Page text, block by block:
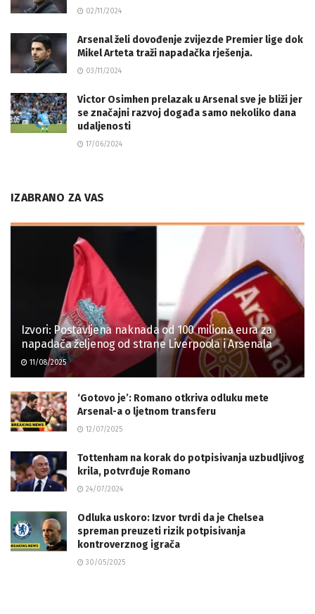
02/11/2024
Arsenal želi dovođenje zvijezde Premier lige dok
Mikel Arteta traži napadačka rješenja.
03/11/2024
Victor Osimhen prelazak u Arsenal sve je bliži jer
se značajni razvoj događa samo nekoliko dana
udaljenosti
17/06/2024
IZABRANO ZA VAS
Izvori: Postavljena naknada od 100 miliona eura za
napadača željenog od strane Liverpoola i Arsenala
11/08/2025
‘Gotovo je’: Romano otkriva odluku mete
Arsenal-a o ljetnom transferu
12/07/2025
Tottenham na korak do potpisivanja uzbudljivog
krila, potvrđuje Romano
24/07/2024
Odluka uskoro: Izvor tvrdi da je Chelsea
spreman preuzeti rizik potpisivanja
kontroverznog igrača
30/05/2025